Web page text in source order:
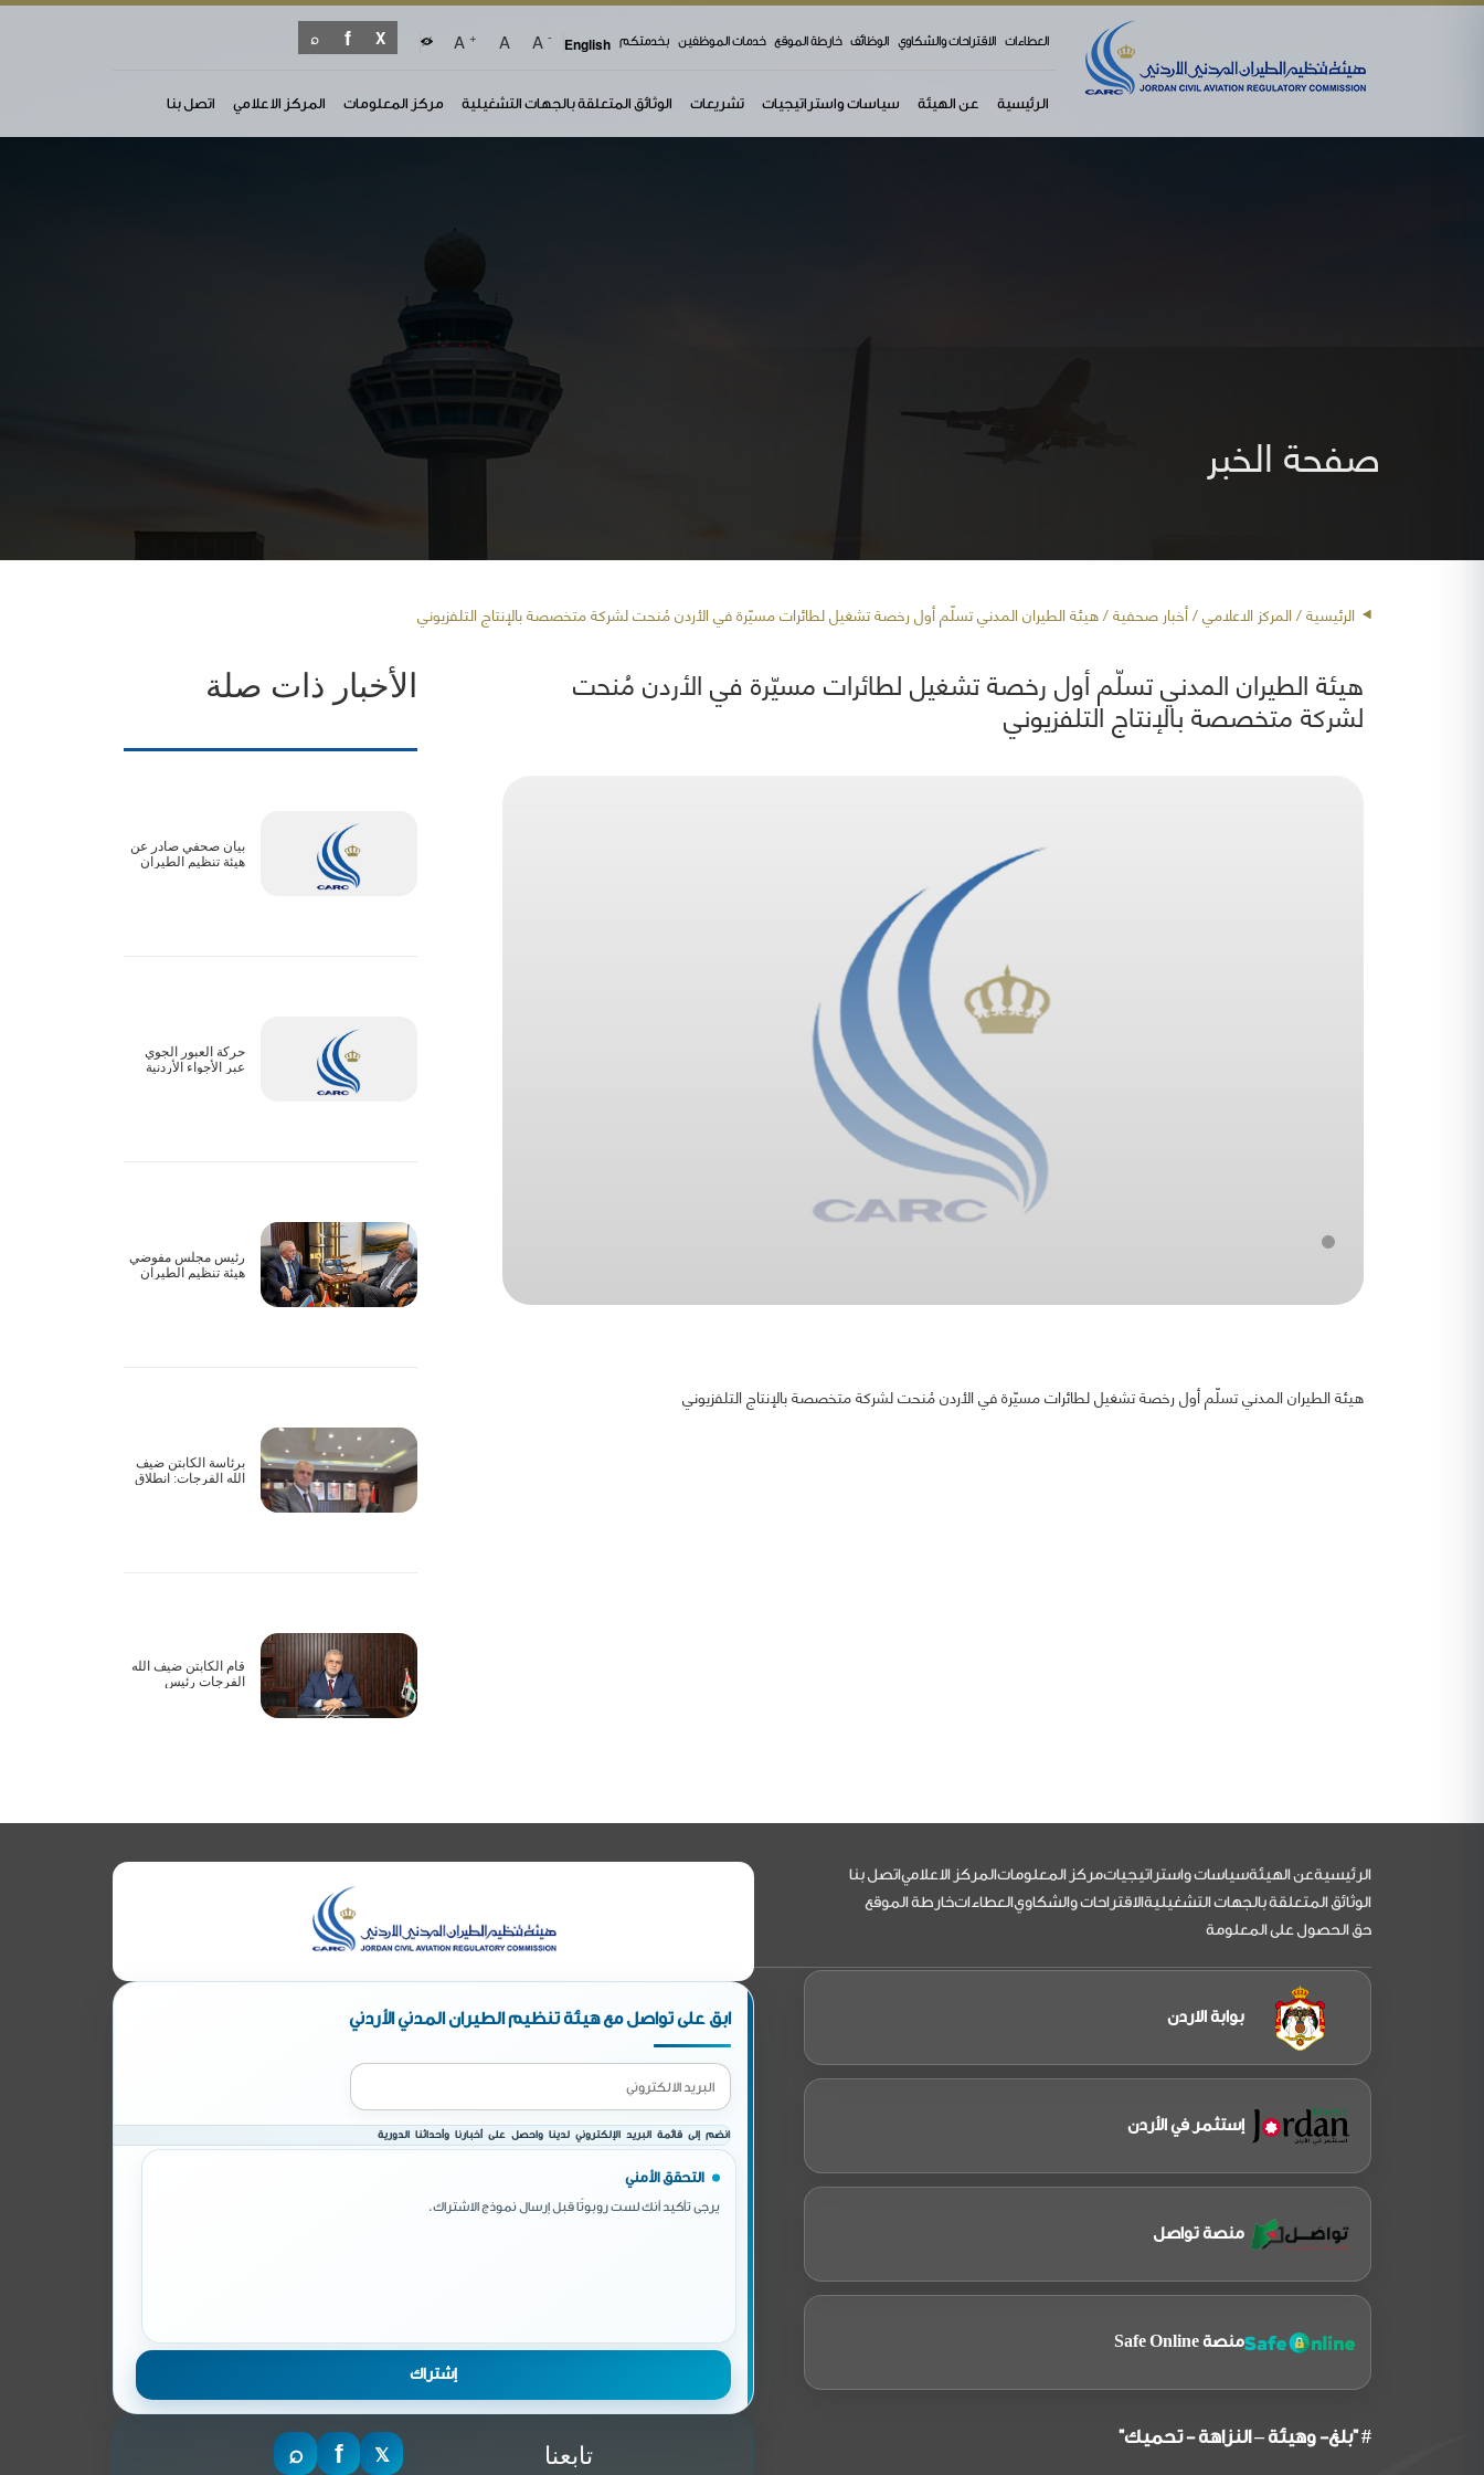
العطاءات الاقتراحات والشكاوي الوظائف خارطة الموقع خدمات الموظفين بخدمتكم English
-
A
A
+
A
الرئيسية عن الهيئة سياسات واستراتيجيات تشريعات الوثائق المتعلقة بالجهات التشغيلية مركز المعلومات المركز الاعلامي اتصل بنا
صفحة الخبر
الرئيسية/ المركز الاعلامي /أخبار صحفية/ هيئة الطيران المدني تسلّم أول رخصة تشغيل لطائرات مسيّرة في الأردن مُنحت لشركة متخصصة بالإنتاج التلفزيوني
هيئة الطيران المدني تسلّم أول رخصة تشغيل لطائرات مسيّرة في الأردن مُنحت
لشركة متخصصة بالإنتاج التلفزيوني
هيئة الطيران المدني تسلّم أول رخصة تشغيل لطائرات مسيّرة في الأردن مُنحت لشركة متخصصة بالإنتاج التلفزيوني
الأخبار ذات صلة
بيان صحفي صادر عن
هيئة تنظيم الطيران
حركة العبور الجوي
عبر الأجواء الأردنية
رئيس مجلس مفوضي
هيئة تنظيم الطيران
برئاسة الكابتن ضيف
الله الفرجات: انطلاق
قام الكابتن ضيف الله
الفرجات رئيس
التذييل
الرئيسيةعن الهيئةسياسات واستراتيجياتمركز المعلوماتالمركز الاعلامياتصل بنا
الوثائق المتعلقة بالجهات التشغيليةالاقتراحات والشكاويالعطاءاتخارطة الموقع
حق الحصول على المعلومة
بوابة الاردن
إستثمر في الأردن
منصة تواصل
منصة Safe Online
# "بلغ- وهيئة – النزاهة - تحميك"
ابق على تواصل مع هيئة تنظيم الطيران المدني الأردني
انضم إلى قائمة البريد الإلكتروني لدينا واحصل على أخبارنا وأحداثنا الدورية
التحقق الأمني
يرجى تأكيد أنك لست روبوتًا قبل إرسال نموذج الاشتراك.
تابعنا